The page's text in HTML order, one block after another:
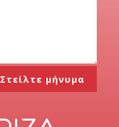
Στείλτε μήνυμα